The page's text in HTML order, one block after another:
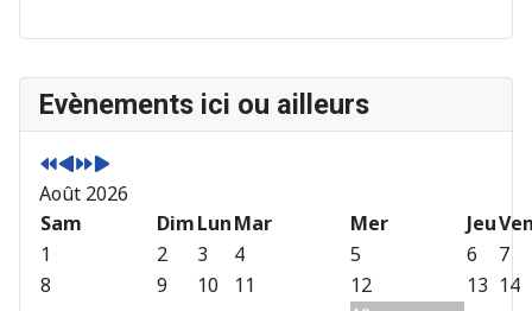
Evènements ici ou ailleurs
A
n
n
é
e
p
r
é
M
o
i
s
p
r
A
n
n
é
e
s
M
o
i
s
s
Août 2026
Sam
DimLunMar Mer Jeu
1
2 3 4 5 6
7
8
9 10 11 12 13 14